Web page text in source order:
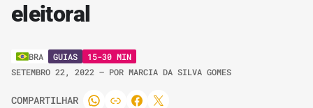
eleitoral
BRA GUIAS
15-30 MIN
SETEMBRO 22, 2022 – POR MARCIA DA SILVA GOMES
COMPARTILHAR